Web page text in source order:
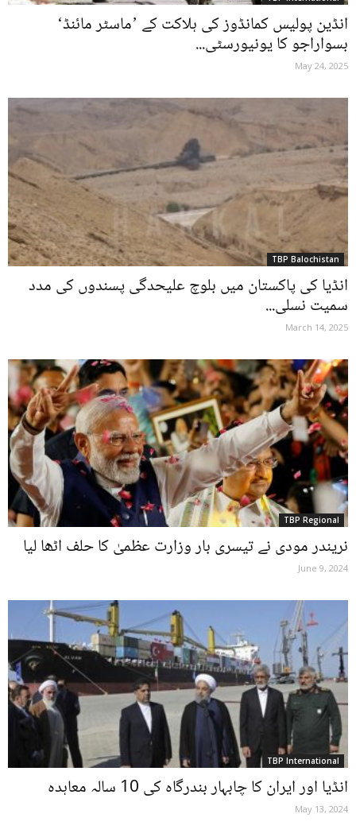
انڈین پولیس کمانڈوز کی ہلاکت کے ’ماسٹر مائنڈ‘
بسواراجو کا یونیورسٹی...
May 24, 2025
TBP Balochistan
انڈیا کی پاکستان میں بلوچ علیحدگی پسندوں کی مدد
سمیت نسلی...
March 14, 2025
TBP Regional
نریندر مودی نے تیسری بار وزارت عظمیٰ کا حلف اٹھا لیا
June 9, 2024
TBP International
انڈیا اور ایران کا چابہار بندرگاہ کی 10 سالہ معاہدہ
May 13, 2024